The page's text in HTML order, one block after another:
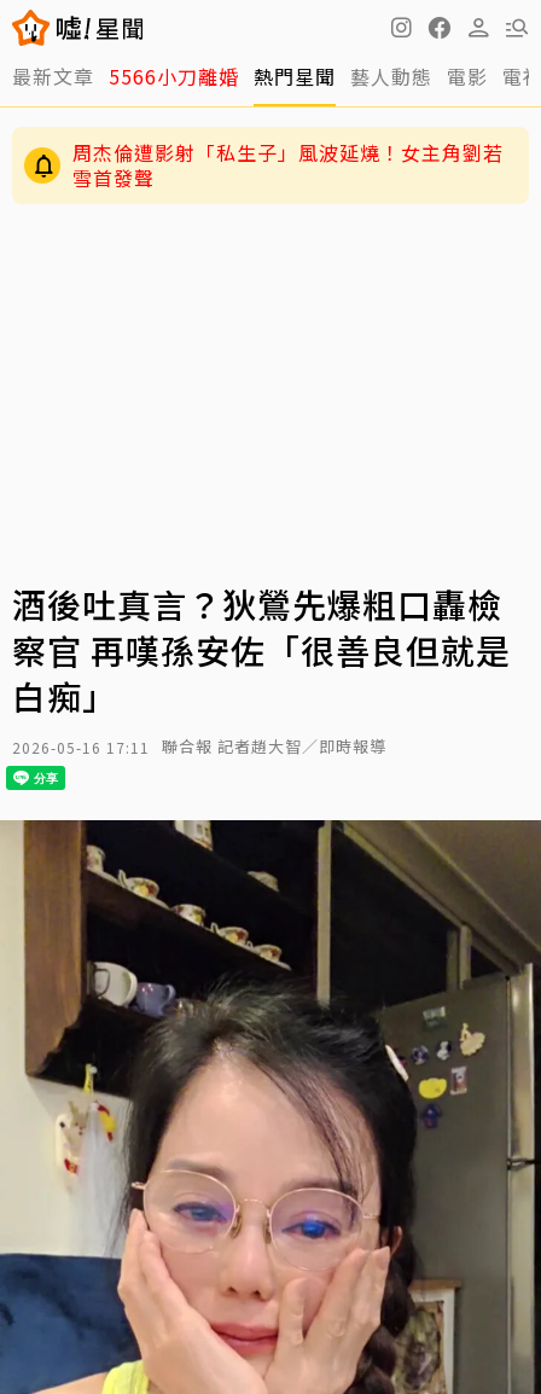
最新文章 5566小刀離婚 熱門星聞 藝人動態 電影 電
周杰倫遭影射「私生子」風波延燒！女主角劉若
雪首發聲
酒後吐真言？狄鶯先爆粗口轟檢
察官 再嘆孫安佐「很善良但就是
白痴」
2026-05-16 17:11 聯合報 記者趙大智／即時報導